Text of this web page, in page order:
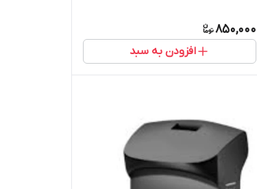
850,000
افزودن به سبد